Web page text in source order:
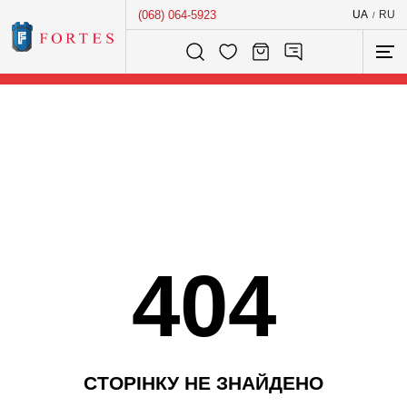
(068) 064-5923 UA / RU
Розумний пошук...
404
СТОРІНКУ НЕ ЗНАЙДЕНО